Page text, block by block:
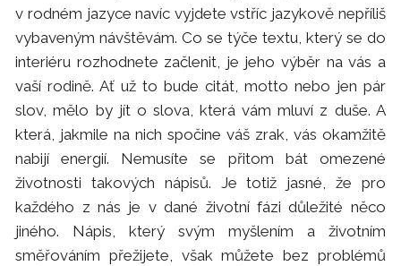
v rodném jazyce navíc vyjdete vstříc jazykově nepříliš
vybaveným návštěvám. Co se týče textu, který se do
interiéru rozhodnete začlenit, je jeho výběr na vás a
vaší rodině. Ať už to bude citát, motto nebo jen pár
slov, mělo by jít o slova, která vám mluví z duše. A
která, jakmile na nich spočine váš zrak, vás okamžitě
nabijí energií. Nemusíte se přitom bát omezené
životnosti takových nápisů. Je totiž jasné, že pro
každého z nás je v dané životní fázi důležité něco
jiného. Nápis, který svým myšlením a životním
směřováním přežijete, však můžete bez problémů